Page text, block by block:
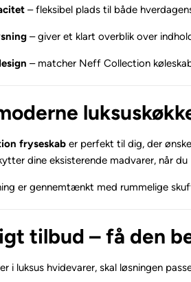
– fleksibel plads til både
– giver et klart overblik over
– matcher Neff Collection
fryseskab er perfekt til dig, der
dine eksisterende madvarer, når
er gennemtænkt med rummelige
tilbud – få den
i luksus hvidevarer, skal løsningen